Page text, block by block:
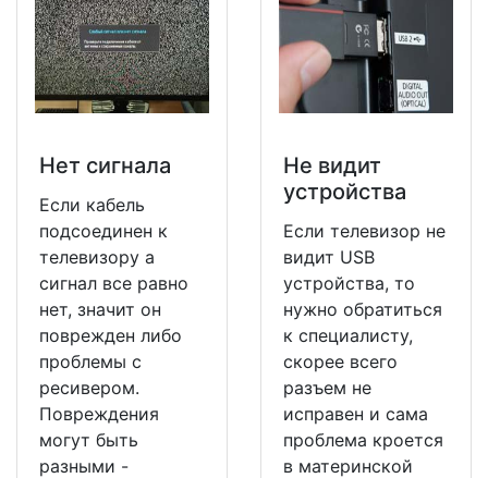
Нет сигнала
Если кабель
подсоединен к
телевизору а
сигнал все равно
нет, значит он
поврежден либо
проблемы с
ресивером.
Повреждения
могут быть
разными -
Не видит
устройства
Если телевизор не
видит USB
устройства, то
нужно обратиться
к специалисту,
скорее всего
разъем не
исправен и сама
проблема кроется
в материнской